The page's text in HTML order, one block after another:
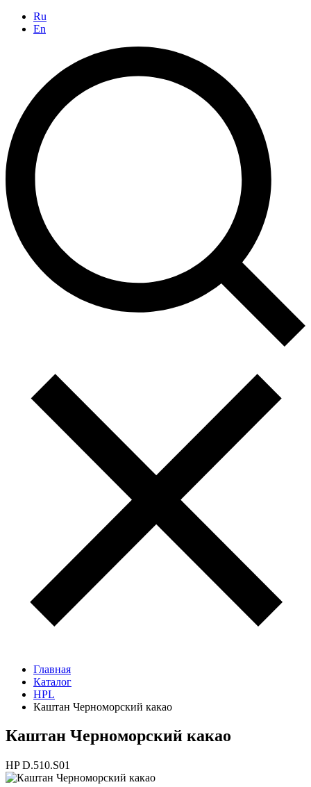
Ru
En
Главная
Каталог
HPL
Каштан Черноморский какао
Каштан Черноморский какао
HP D.510.S01